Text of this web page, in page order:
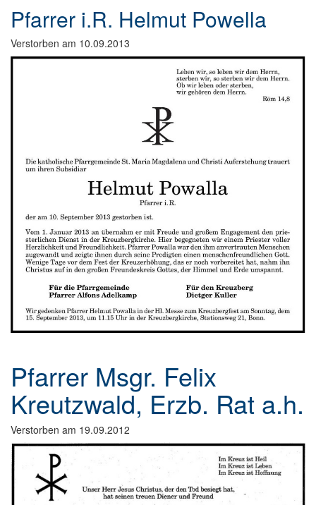
Pfarrer i.R. Helmut Powella
Verstorben am 10.09.2013
Pfarrer Msgr. Felix
Kreutzwald, Erzb. Rat a.h.
Verstorben am 19.09.2012